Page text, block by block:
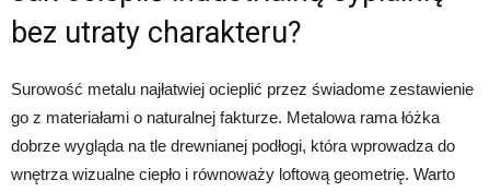
bez utraty charakteru?
Surowość metalu najłatwiej ocieplić przez świadome zestawienie
go z materiałami o naturalnej fakturze. Metalowa rama łóżka
dobrze wygląda na tle drewnianej podłogi, która wprowadza do
wnętrza wizualne ciepło i równoważy loftową geometrię. Warto